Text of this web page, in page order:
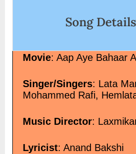
Song Details
Movie: Aap Aye Bahaar
Singer/Singers: Lata
Mohammed Rafi,
Music Director:
Lyricist: Anand Bakshi